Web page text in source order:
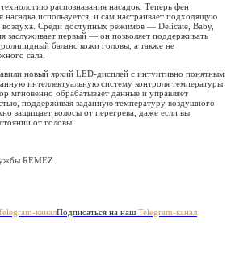
распознавания насадок. Теперь фен
насадка используется, и сам настраивает подходящую
воздуха. Среди доступных режимов — Delicate, Baby,
заслуживает первый — он позволяет поддерживать
баланс кожи головы, а также не
сала.
новый яркий LED-дисплей с интуитивно понятным
интеллектуальную систему контроля температуры
мгновенно обрабатывает данные и управляет
поддерживая заданную температуру воздушного
защищает волосы от перегрева, даже если вы
от головы.
REMEZ
каналПодписаться на наш Telegram-канал